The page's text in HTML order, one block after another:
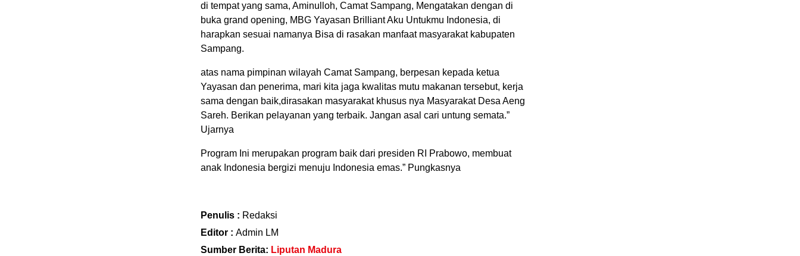
di tempat yang sama, Aminulloh, Camat Sampang, Mengatakan dengan di
buka grand opening, MBG Yayasan Brilliant Aku Untukmu Indonesia, di
harapkan sesuai namanya Bisa di rasakan manfaat masyarakat kabupaten
Sampang.
atas nama pimpinan wilayah Camat Sampang, berpesan kepada ketua
Yayasan dan penerima, mari kita jaga kwalitas mutu makanan tersebut, kerja
sama dengan baik,dirasakan masyarakat khusus nya Masyarakat Desa Aeng
Sareh. Berikan pelayanan yang terbaik. Jangan asal cari untung semata.”
Ujarnya
Program Ini merupakan program baik dari presiden RI Prabowo, membuat
anak Indonesia bergizi menuju Indonesia emas.” Pungkasnya
Penulis : Redaksi
Editor : Admin LM
Sumber Berita: Liputan Madura